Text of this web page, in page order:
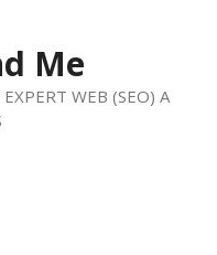
Me
WEB (SEO) A